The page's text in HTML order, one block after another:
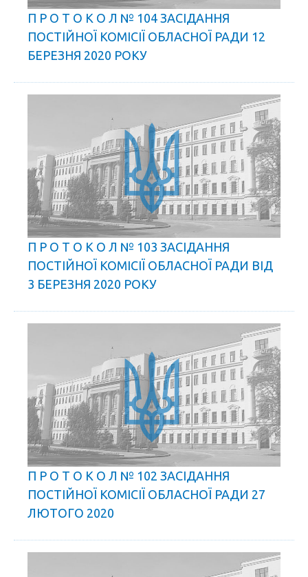
П Р О Т О К О Л № 104 ЗАСІДАННЯ
ПОСТІЙНОЇ КОМІСІЇ ОБЛАСНОЇ РАДИ 12
БЕРЕЗНЯ 2020 РОКУ
П Р О Т О К О Л № 103 ЗАСІДАННЯ
ПОСТІЙНОЇ КОМІСІЇ ОБЛАСНОЇ РАДИ ВІД
3 БЕРЕЗНЯ 2020 РОКУ
П Р О Т О К О Л № 102 ЗАСІДАННЯ
ПОСТІЙНОЇ КОМІСІЇ ОБЛАСНОЇ РАДИ 27
ЛЮТОГО 2020